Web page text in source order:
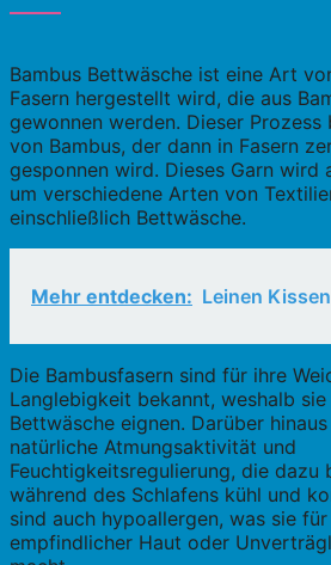
Bambus Bettwäsche ist eine Art
Fasern hergestellt wird, die aus
gewonnen werden. Dieser
von Bambus, der dann in Fasern
gesponnen wird. Dieses Garn wird
um verschiedene Arten von
einschließlich Bettwäsche.
Mehr entdecken: Leinen
Die Bambusfasern sind für ihre
Langlebigkeit bekannt, weshalb
Bettwäsche eignen. Darüber
natürliche Atmungsaktivität und
Feuchtigkeitsregulierung, die dazu
während des Schlafens kühl und
sind auch hypoallergen, was sie
empfindlicher Haut oder